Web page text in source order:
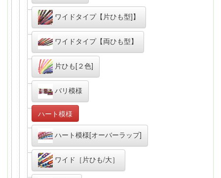
ワイドタイプ【片ひも型]】
ワイドタイプ【両ひも型】
片ひも[２色]
バリ模様
ハート模様
ハート模様[オーバーラップ]
ワイド［片ひも/大］